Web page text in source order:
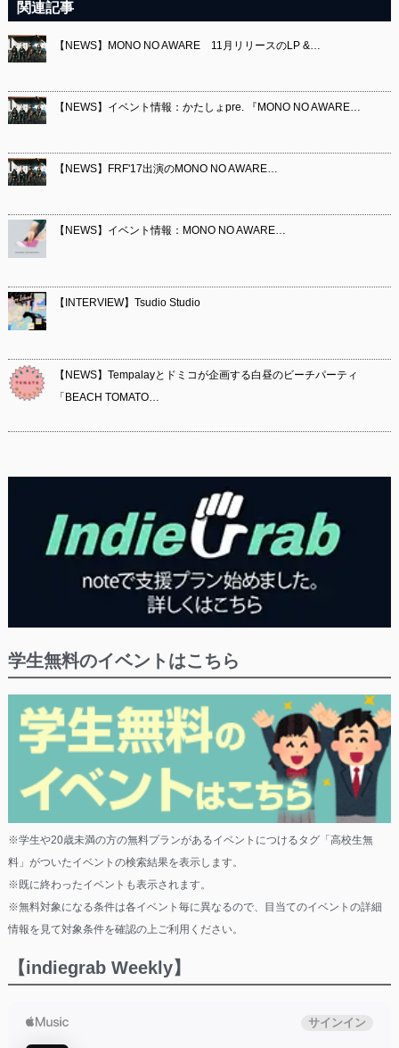
関連記事
【NEWS】MONO NO AWARE 11月リリースのLP &…
【NEWS】イベント情報：かたしょpre. 『MONO NO AWARE…
【NEWS】FRF'17出演のMONO NO AWARE…
【NEWS】イベント情報：MONO NO AWARE…
【INTERVIEW】Tsudio Studio
【NEWS】Tempalayとドミコが企画する白昼のビーチパーティ
「BEACH TOMATO…
学生無料のイベントはこちら
※学生や20歳未満の方の無料プランがあるイベントにつけるタグ「高校生無
料」がついたイベントの検索結果を表示します。
※既に終わったイベントも表示されます。
※無料対象になる条件は各イベント毎に異なるので、目当てのイベントの詳細
情報を見て対象条件を確認の上ご利用ください。
【indiegrab Weekly】